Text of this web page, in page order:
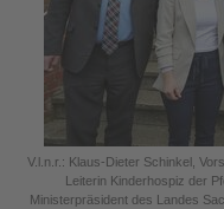
V.l.n.r.: Klaus-Dieter Schinkel,
Leiterin Kinderhospiz der
Ministerpräsident des Landes